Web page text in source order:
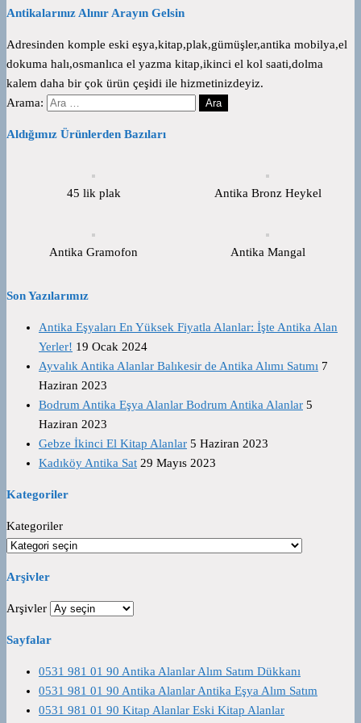
Antikalarınız Alınır Arayın Gelsin
Adresinden komple eski eşya,kitap,plak,gümüşler,antika mobilya,el
dokuma halı,osmanlıca el yazma kitap,ikinci el kol saati,dolma
kalem daha bir çok ürün çeşidi ile hizmetinizdeyiz.
Arama:
Aldığımız Ürünlerden Bazıları
45 lik plak Antika Bronz Heykel
Antika Gramofon Antika Mangal
Son Yazılarımız
Antika Eşyaları En Yüksek Fiyatla Alanlar: İşte Antika Alan
Yerler! 19 Ocak 2024
Ayvalık Antika Alanlar Balıkesir de Antika Alımı Satımı 7
Haziran 2023
Bodrum Antika Eşya Alanlar Bodrum Antika Alanlar 5
Haziran 2023
Gebze İkinci El Kitap Alanlar 5 Haziran 2023
Kadıköy Antika Sat 29 Mayıs 2023
Kategoriler
Kategoriler
Arşivler
Arşivler
Sayfalar
0531 981 01 90 Antika Alanlar Alım Satım Dükkanı
0531 981 01 90 Antika Alanlar Antika Eşya Alım Satım
0531 981 01 90 Kitap Alanlar Eski Kitap Alanlar